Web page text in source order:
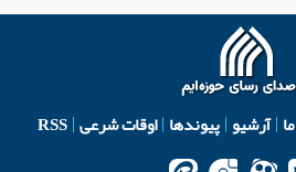
آرشیو پیوندها اوقات شرعی RSS